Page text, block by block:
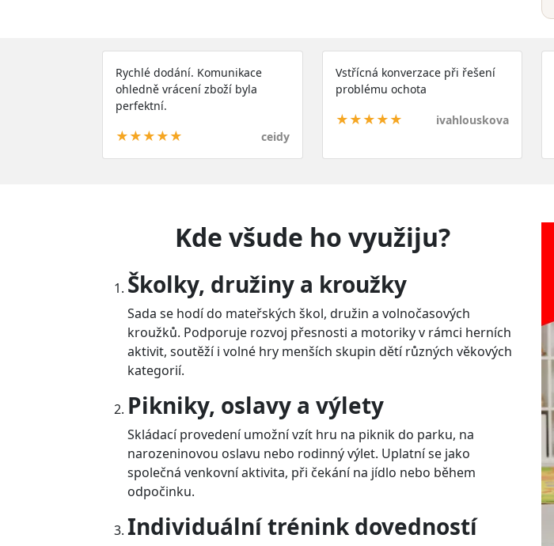
Rychlé dodání. Komunikace
ohledně vrácení zboží byla
perfektní.
★★★★★ ceidy
Vstřícná konverzace při řešení
problému ochota
★★★★★ ivahlouskova
Kde všude ho využiju?
Školky, družiny a kroužky
Sada se hodí do mateřských škol, družin a volnočasových
kroužků. Podporuje rozvoj přesnosti a motoriky v rámci herních
aktivit, soutěží i volné hry menších skupin dětí různých věkových
kategorií.
Pikniky, oslavy a výlety
Skládací provedení umožní vzít hru na piknik do parku, na
narozeninovou oslavu nebo rodinný výlet. Uplatní se jako
společná venkovní aktivita, při čekání na jídlo nebo během
odpočinku.
Individuální trénink dovedností